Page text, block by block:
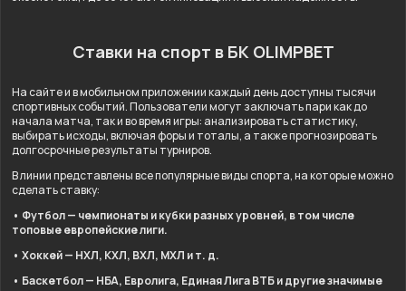
Ставки на спорт в БК OLIMPBET
На сайте и в мобильном приложении каждый день доступны тысячи
спортивных событий. Пользователи могут заключать пари как до
начала матча, так и во время игры: анализировать статистику,
выбирать исходы, включая форы и тоталы, а также прогнозировать
долгосрочные результаты турниров.
В линии представлены все популярные виды спорта, на которые можно
сделать ставку:
• Футбол — чемпионаты и кубки разных уровней, в том числе
топовые европейские лиги.
• Хоккей — НХЛ, КХЛ, ВХЛ, МХЛ и т. д.
• Баскетбол — НБА, Евролига, Единая Лига ВТБ и другие значимые